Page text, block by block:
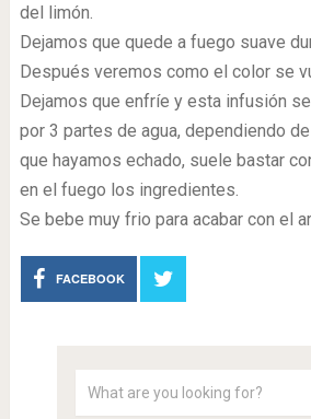
del limón.
Dejamos que quede a fuego suave
Después veremos como el color se
Dejamos que enfríe y esta infusión
por 3 partes de agua, dependiendo
que hayamos echado, suele bastar
en el fuego los ingredientes.
Se bebe muy frio para acabar con el
FACEBOOK